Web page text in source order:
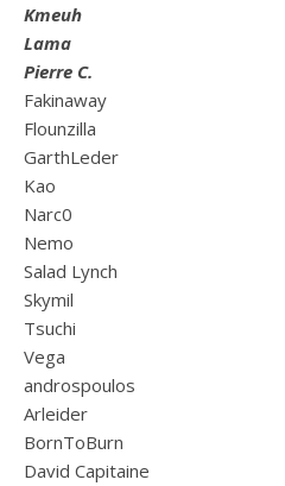
Kmeuh
Lama
Pierre C.
Fakinaway
Flounzilla
GarthLeder
Kao
Narc0
Nemo
Salad Lynch
Skymil
Tsuchi
Vega
androspoulos
Arleider
BornToBurn
David Capitaine